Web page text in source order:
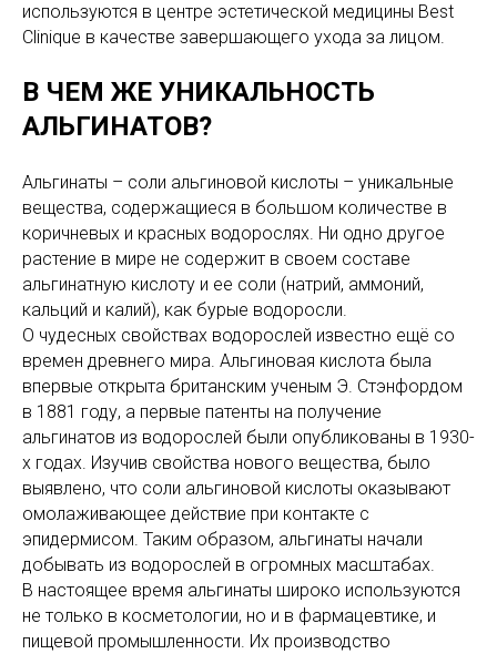
используются в центре эстетической медицины Best
Clinique в качестве завершающего ухода за лицом.
В ЧЕМ ЖЕ УНИКАЛЬНОСТЬ
АЛЬГИНАТОВ?
Альгинаты – соли альгиновой кислоты – уникальные
вещества, содержащиеся в большом количестве в
коричневых и красных водорослях. Ни одно другое
растение в мире не содержит в своем составе
альгинатную кислоту и ее соли (натрий, аммоний,
кальций и калий), как бурые водоросли.
О чудесных свойствах водорослей известно ещё со
времен древнего мира. Альгиновая кислота была
впервые открыта британским ученым Э. Стэнфордом
в 1881 году, а первые патенты на получение
альгинатов из водорослей были опубликованы в 1930-
х годах. Изучив свойства нового вещества, было
выявлено, что соли альгиновой кислоты оказывают
омолаживающее действие при контакте с
эпидермисом. Таким образом, альгинаты начали
добывать из водорослей в огромных масштабах.
В настоящее время альгинаты широко используются
не только в косметологии, но и в фармацевтике, и
пищевой промышленности. Их производство